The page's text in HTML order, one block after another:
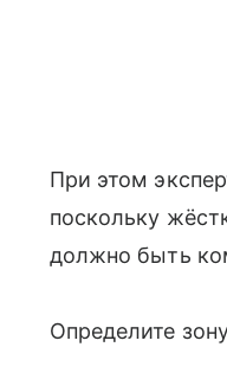
При этом
поскольку
должно быть
Определите